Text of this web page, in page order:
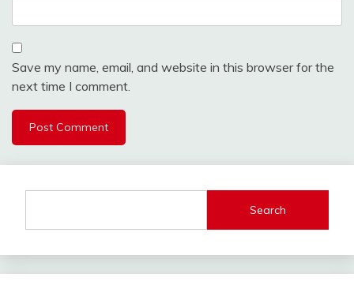
Save my name, email, and website in this browser for the
next time I comment.
Search